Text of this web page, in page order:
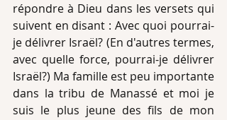
répondre à Dieu dans les versets qui
suivent en disant : Avec quoi pourrai-
je délivrer Israël? (En d'autres termes,
avec quelle force, pourrai-je délivrer
Israël?) Ma famille est peu importante
dans la tribu de Manassé et moi je
suis le plus jeune des fils de mon